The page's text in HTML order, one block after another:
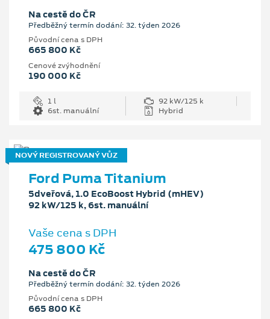
Na cestě do ČR
Předběžný termín dodání: 32. týden 2026
Původní cena s DPH
665 800 Kč
Cenové zvýhodnění
190 000 Kč
1 l
92 kW/125 k
6st. manuální
Hybrid
NOVÝ REGISTROVANÝ VŮZ
Ford Puma Titanium
5dveřová, 1.0 EcoBoost Hybrid (mHEV)
92 kW/125 k, 6st. manuální
Vaše cena s DPH
475 800 Kč
Na cestě do ČR
Předběžný termín dodání: 32. týden 2026
Původní cena s DPH
665 800 Kč